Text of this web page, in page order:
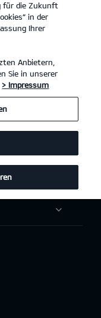
für die Zukunft
in der
Ihrer
Anbietern,
Sie in unserer
> Impressum